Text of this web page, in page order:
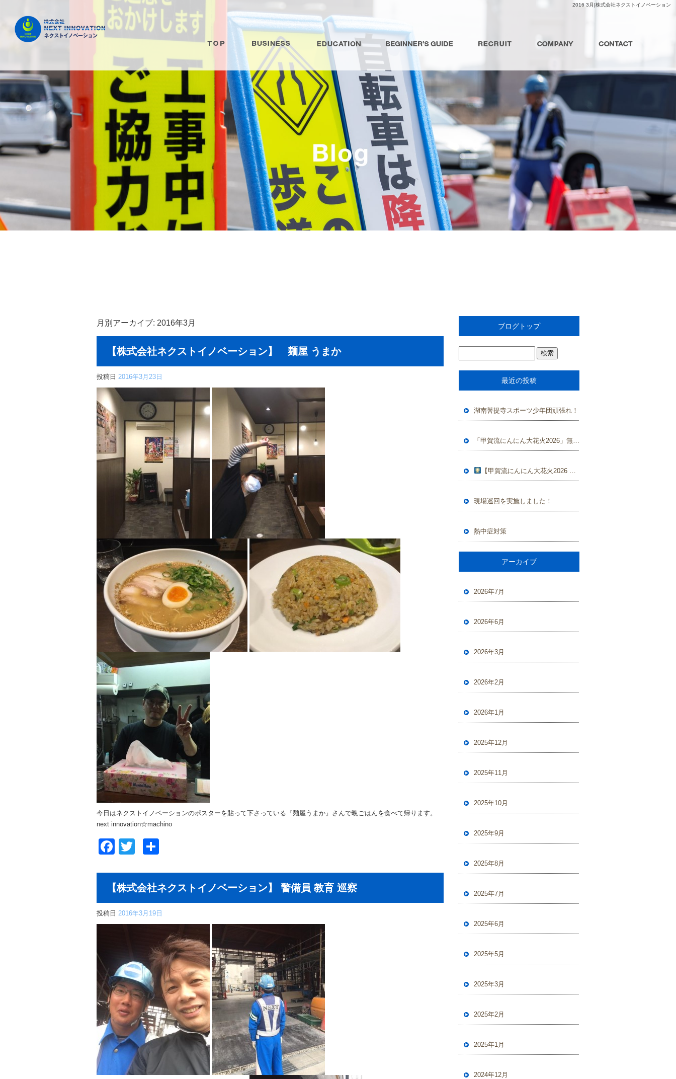
2016 3月|株式会社ネクストイノベーション
月別アーカイブ: 2016年3月
【株式会社ネクストイノベーション】 麺屋 うまか
投稿日 2016年3月23日
今日はネクストイノベーションのポスターを貼って下さっている『麺屋うまか』さんで晩ごはんを食べて帰ります。
next innovation☆machino
Facebook
Twitter
【株式会社ネクストイノベーション】 警備員 教育 巡察
投稿日 2016年3月19日
ブログトップ
最近の投稿
湖南菩提寺スポーツ少年団頑張れ！
「甲賀流にんにん大花火2026」無事に終了しました。
【甲賀流にんにん大花火2026 開催のお知らせ】
現場巡回を実施しました！
熱中症対策
アーカイブ
2026年7月
2026年6月
2026年3月
2026年2月
2026年1月
2025年12月
2025年11月
2025年10月
2025年9月
2025年8月
2025年7月
2025年6月
2025年5月
2025年3月
2025年2月
2025年1月
2024年12月